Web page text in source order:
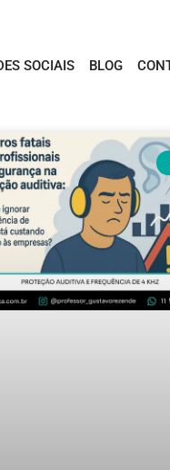
SOCIAIS BLOG